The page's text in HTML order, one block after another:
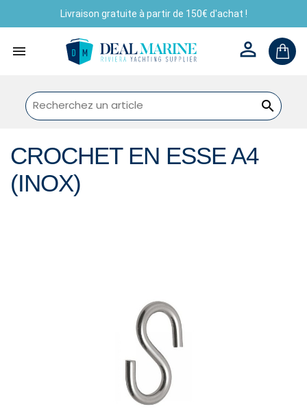
Livraison gratuite à partir de 150€ d'achat !
 

CROCHET EN ESSE A4
(INOX)